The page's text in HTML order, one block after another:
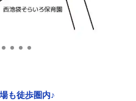
も徒歩圏内♪